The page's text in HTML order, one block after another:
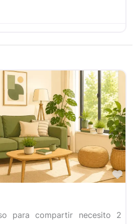
para compartir necesito 2